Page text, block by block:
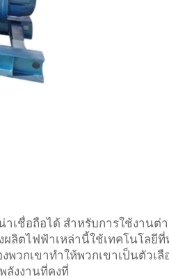
เชื่อถือได้ สําหรับการใช้งานต่า
ผลิตไฟฟ้าเหล่านี้ใช้เทคโนโลยี
วกเขาทําให้พวกเขาเป็นตัวเลื
ลังงานที่คงที่